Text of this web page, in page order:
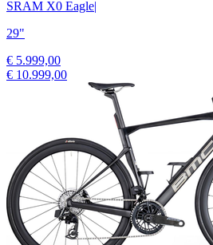
SRAM X0 Eagle|
29"
€ 5.999,00
€ 10.999,00